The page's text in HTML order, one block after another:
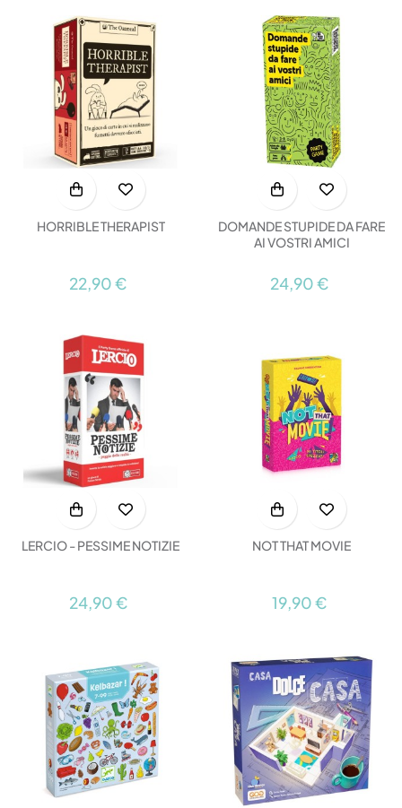
HORRIBLE THERAPIST
22,90 €
DOMANDE STUPIDE DA FARE
AI VOSTRI AMICI
24,90 €
LERCIO - PESSIME NOTIZIE
24,90 €
NOT THAT MOVIE
19,90 €